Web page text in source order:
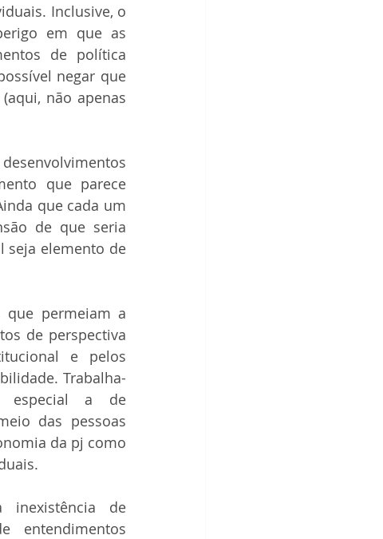
Inclusive, o
em que as
de política
negar que
não apenas
que parece
que cada um
de que seria
seja elemento de
que permeiam a
de perspectiva
e pelos
Trabalha-
das pessoas
da pj como
de
entendimentos